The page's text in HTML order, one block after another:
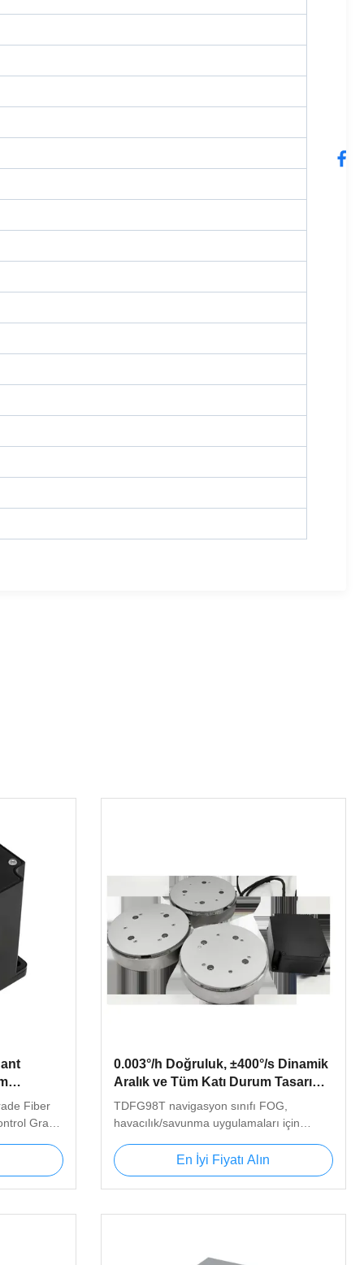
Fiber
Grade
on the
0.003°/h Doğruluk, ±400°/s Dinamik
Aralık ve Tüm Katı Durum Tasarımı
ile Hassas Navigasyon Derecesi
Fiber Optik Giroskop
TDFG98T navigasyon sınıfı FOG,
havacılık/savunma uygulamaları için
±400°/s menzil ve sağlam tasarım sunar.
Tamamen dijital çıktı, hızlı başlatma ve
MIL-HDBK-217F güvenilirliğine (>100 bin
En İyi Fiyatı Alın